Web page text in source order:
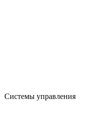
Системы управления